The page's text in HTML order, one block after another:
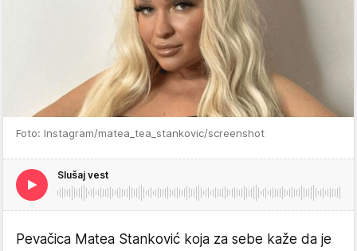
Foto: Instagram/matea_tea_stankovic/screenshot
Slušaj vest
Pevačica Matea Stanković koja za sebe kaže da je